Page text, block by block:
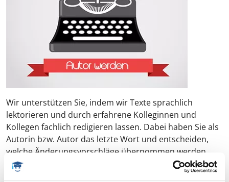
Wir unterstützen Sie, indem wir Texte sprachlich
lektorieren und durch erfahrene Kolleginnen und
Kollegen fachlich redigieren lassen. Dabei haben Sie als
Autorin bzw. Autor das letzte Wort und entscheiden,
welche Änderungsvorschläge übernommen werden.
Außerdem kümmern wir uns um den ganzen
technischen Prozess der Online-Veröffentlichung.